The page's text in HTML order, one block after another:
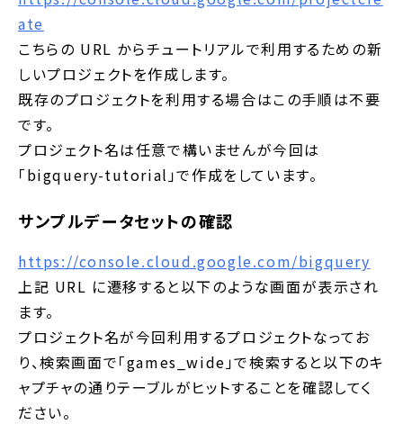
ate
こちらの URL からチュートリアルで利用するための新
しいプロジェクトを作成します。
既存のプロジェクトを利用する場合はこの手順は不要
です。
プロジェクト名は任意で構いませんが今回は
「bigquery-tutorial」で作成をしています。
サンプルデータセットの確認
https://console.cloud.google.com/bigquery
上記 URL に遷移すると以下のような画面が表示され
ます。
プロジェクト名が今回利用するプロジェクトなってお
り、検索画面で「games_wide」で検索すると以下のキ
ャプチャの通りテーブルがヒットすることを確認してく
ださい。